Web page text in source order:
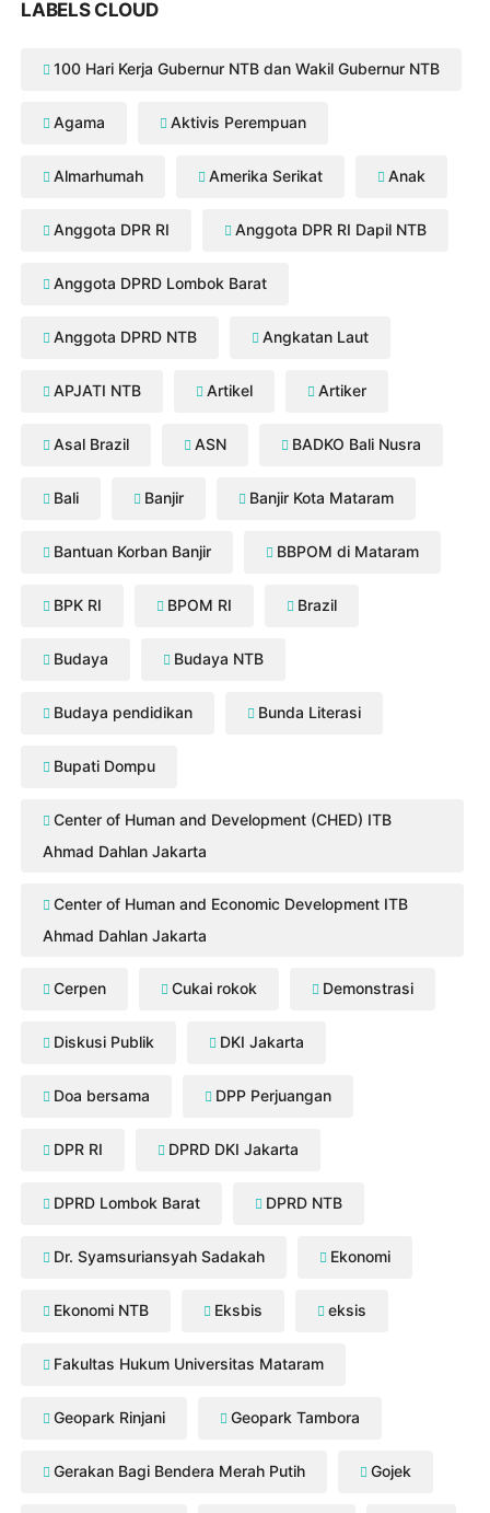
LABELS CLOUD
100 Hari Kerja Gubernur NTB dan Wakil Gubernur NTB
Agama Aktivis Perempuan
Almarhumah Amerika Serikat Anak
Anggota DPR RI Anggota DPR RI Dapil NTB
Anggota DPRD Lombok Barat
Anggota DPRD NTB Angkatan Laut
APJATI NTB Artikel Artiker
Asal Brazil ASN BADKO Bali Nusra
Bali Banjir Banjir Kota Mataram
Bantuan Korban Banjir BBPOM di Mataram
BPK RI BPOM RI Brazil
Budaya Budaya NTB
Budaya pendidikan Bunda Literasi
Bupati Dompu
Center of Human and Development (CHED) ITB
Ahmad Dahlan Jakarta
Center of Human and Economic Development ITB
Ahmad Dahlan Jakarta
Cerpen Cukai rokok Demonstrasi
Diskusi Publik DKI Jakarta
Doa bersama DPP Perjuangan
DPR RI DPRD DKI Jakarta
DPRD Lombok Barat DPRD NTB
Dr. Syamsuriansyah Sadakah Ekonomi
Ekonomi NTB Eksbis eksis
Fakultas Hukum Universitas Mataram
Geopark Rinjani Geopark Tambora
Gerakan Bagi Bendera Merah Putih Gojek